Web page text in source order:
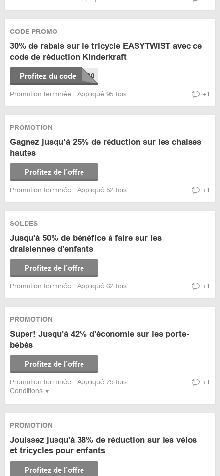
CODE PROMO
30% de rabais sur le tricycle EASYTWIST avec ce
code de réduction Kinderkraft
Profitez du code
Promotion terminée Appliqué 95 fois +1
PROMOTION
Gagnez jusqu’à 25% de réduction sur les chaises
hautes
Profitez de l’offre
Promotion terminée Appliqué 52 fois +1
SOLDES
Jusqu'à 50% de bénéfice à faire sur les
draisiennes d'enfants
Profitez de l’offre
Promotion terminée Appliqué 62 fois +1
Conditions
PROMOTION
Super! Jusqu'à 42% d'économie sur les porte-
bébés
Profitez de l’offre
Promotion terminée Appliqué 75 fois +1
PROMOTION
Jouissez jusqu'à 38% de réduction sur les vélos
et tricycles pour enfants
Profitez de l’offre